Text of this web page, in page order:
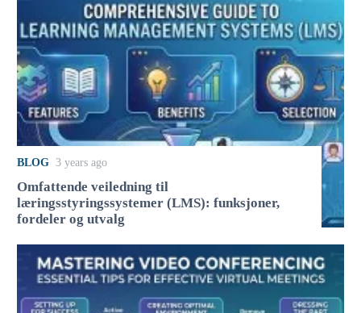
BLOG 3 years ago
Omfattende veiledning til
læringsstyringssystemer (LMS): funksjoner,
fordeler og utvalg